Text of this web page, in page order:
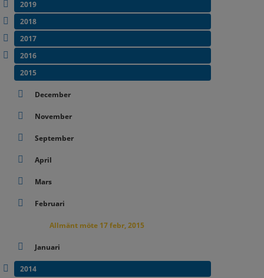
2019
2018
2017
2016
2015
December
November
September
April
Mars
Februari
Allmänt möte 17 febr, 2015
Januari
2014